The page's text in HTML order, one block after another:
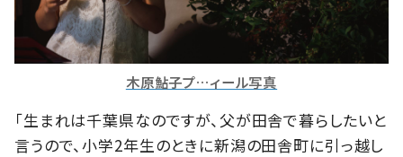
木原鮎子プ…ィール写真
「生まれは千葉県なのですが、父が田舎で暮らしたいと
言うので、小学2年生のときに新潟の田舎町に引っ越し